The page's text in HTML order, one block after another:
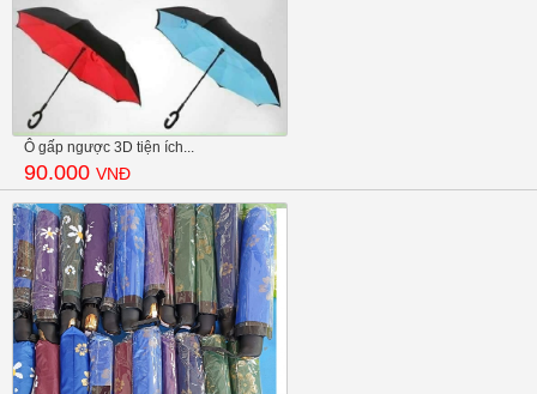
Ô gấp ngược 3D tiện ích...
90.000 VNĐ